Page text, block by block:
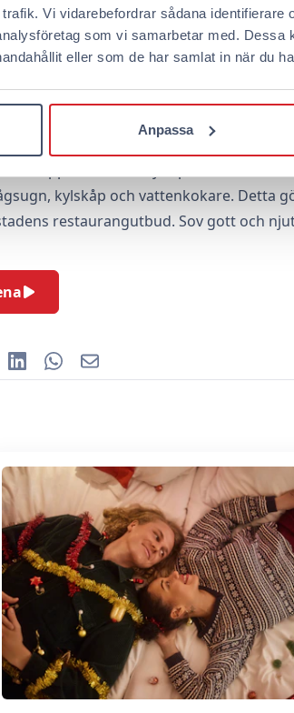
Vi vidarebefordrar sådana identifierare
som vi samarbetar med. Dessa
eller som de har samlat in när du
Anpassa
finns för
som gör vistelsen enkel och flexibel.
till alla bekvämligheter och sevärdheter.
kylskåp och vattenkokare. Detta
restaurangutbud. Sov gott och